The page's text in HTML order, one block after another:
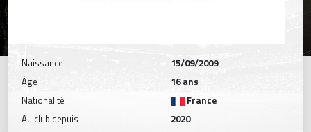
Naissance
15/09/2009
Âge
16 ans
Nationalité
France
Au club depuis
2020